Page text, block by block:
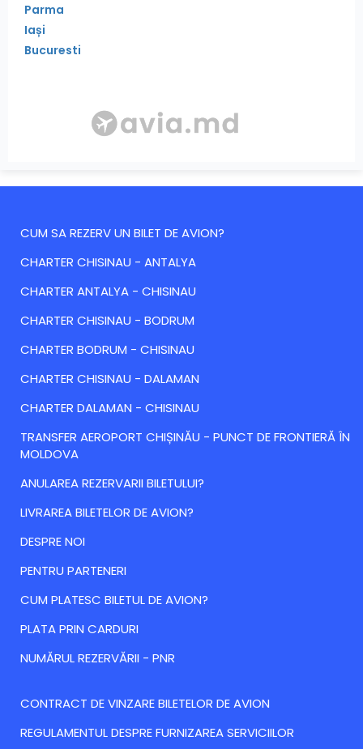
Parma
Iași
Bucuresti
CUM SA REZERV UN BILET DE AVION?
CHARTER CHISINAU - ANTALYA
CHARTER ANTALYA - CHISINAU
CHARTER CHISINAU - BODRUM
CHARTER BODRUM - CHISINAU
CHARTER CHISINAU - DALAMAN
CHARTER DALAMAN - CHISINAU
TRANSFER AEROPORT CHIȘINĂU - PUNCT DE FRONTIERĂ ÎN
MOLDOVA
ANULAREA REZERVARII BILETULUI?
LIVRAREA BILETELOR DE AVION?
DESPRE NOI
PENTRU PARTENERI
CUM PLATESC BILETUL DE AVION?
PLATA PRIN CARDURI
NUMĂRUL REZERVĂRII - PNR
CONTRACT DE VINZARE BILETELOR DE AVION
REGULAMENTUL DESPRE FURNIZAREA SERVICIILOR